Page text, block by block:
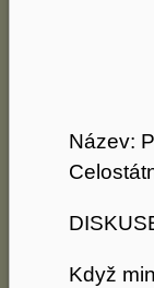
Název:
Když